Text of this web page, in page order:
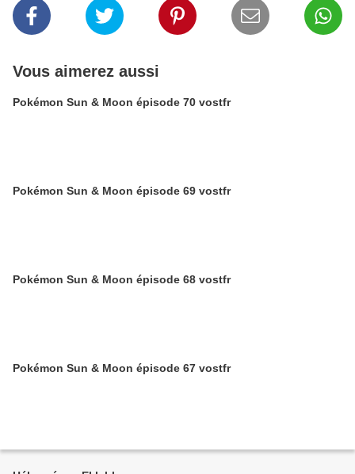
Vous aimerez aussi
Pokémon Sun & Moon épisode 70 vostfr
Pokémon Sun & Moon épisode 69 vostfr
Pokémon Sun & Moon épisode 68 vostfr
Pokémon Sun & Moon épisode 67 vostfr